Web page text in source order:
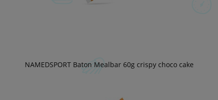
NAMEDSPORT Baton Mealbar 60g crispy choco cake